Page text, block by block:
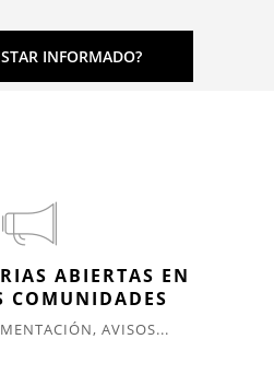
INFORMADO?
ABIERTAS EN
COMUNIDADES
AVISOS...